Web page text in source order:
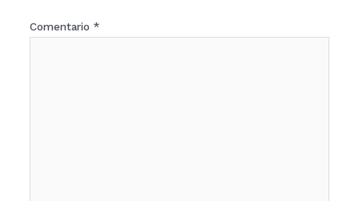
Comentario *